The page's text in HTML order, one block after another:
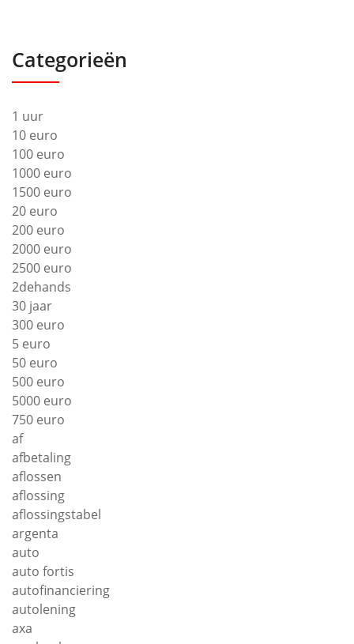
Categorieën
1 uur
10 euro
100 euro
1000 euro
1500 euro
20 euro
200 euro
2000 euro
2500 euro
2dehands
30 jaar
300 euro
5 euro
50 euro
500 euro
5000 euro
750 euro
af
afbetaling
aflossen
aflossing
aflossingstabel
argenta
auto
auto fortis
autofinanciering
autolening
axa